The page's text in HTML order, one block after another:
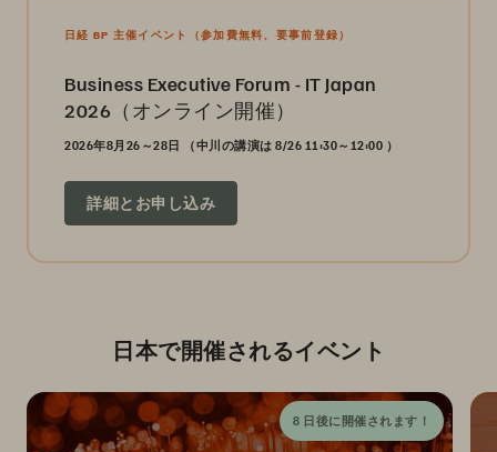
日経 BP 主催イベント（参加費無料、要事前登録）
Business Executive Forum - IT Japan
2026（オンライン開催）
2026年8月26～28日 （中川の講演は 8/26 11:30～12:00 ）
詳細とお申し込み
日本で開催されるイベント
8 日後に開催されます！